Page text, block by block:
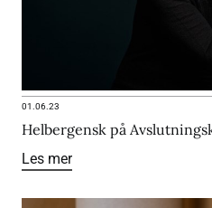
01.06.23
Helbergensk på
Les mer